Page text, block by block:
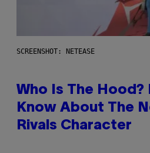
SCREENSHOT: NETEASE
Who Is The Hood?
Know About The
Rivals Character